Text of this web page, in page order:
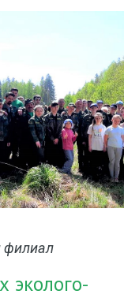
филиал
эколого-